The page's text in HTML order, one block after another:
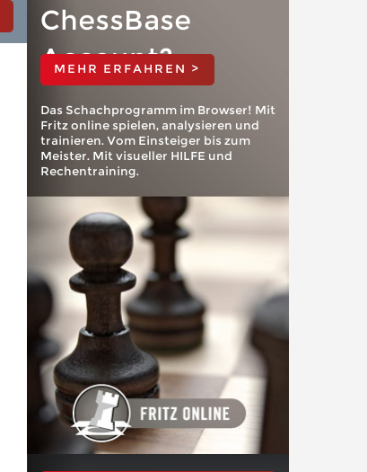
ChessBase
Account?
MEHR ERFAHREN >
Das Schachprogramm im Browser! Mit
Fritz online spielen, analysieren und
trainieren. Vom Einsteiger bis zum
Meister. Mit visueller HILFE und
Rechentraining.